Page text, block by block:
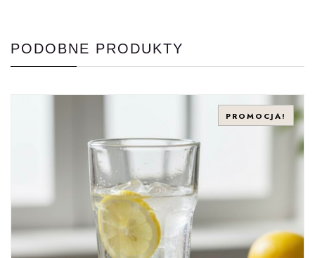
PODOBNE PRODUKTY
PROMOCJA!